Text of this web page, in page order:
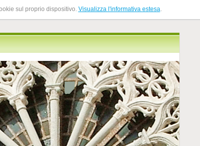
sul proprio dispositivo. Visualizza l'informativa estesa.